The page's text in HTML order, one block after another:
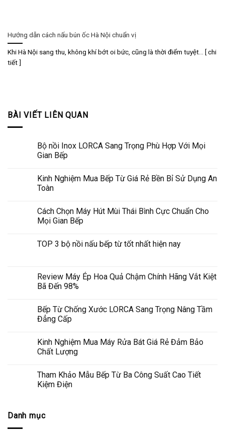
Hướng dẫn cách nấu bún ốc Hà Nội chuẩn vị
Khi Hà Nội sang thu, không khí bớt oi bức, cũng là thời điểm tuyệt... [ chi
tiết ]
BÀI VIẾT LIÊN QUAN
Bộ nồi Inox LORCA Sang Trọng Phù Hợp Với Mọi
Gian Bếp
Kinh Nghiệm Mua Bếp Từ Giá Rẻ Bền Bỉ Sử Dụng An
Toàn
Cách Chọn Máy Hút Mùi Thái Bình Cực Chuẩn Cho
Mọi Gian Bếp
TOP 3 bộ nồi nấu bếp từ tốt nhất hiện nay
Review Máy Ép Hoa Quả Chậm Chính Hãng Vắt Kiệt
Bã Đến 98%
Bếp Từ Chống Xước LORCA Sang Trọng Nâng Tầm
Đẳng Cấp
Kinh Nghiệm Mua Máy Rửa Bát Giá Rẻ Đảm Bảo
Chất Lượng
Tham Khảo Mẫu Bếp Từ Ba Công Suất Cao Tiết
Kiệm Điện
Danh mục